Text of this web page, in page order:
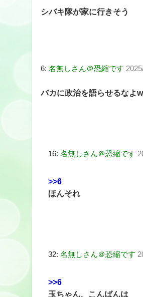
シバキ隊が家に行きそう
6: 名無しさん＠恐縮です
バカに政治を語らせるなよ
16: 名無しさん＠恐縮です
>>6
ほんそれ
32: 名無しさん＠恐縮です
>>6
玉ちゃん、こんばんは